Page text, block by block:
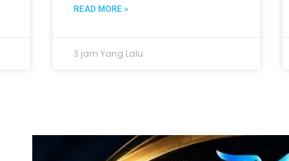
READ MORE »
3 jam Yang Lalu